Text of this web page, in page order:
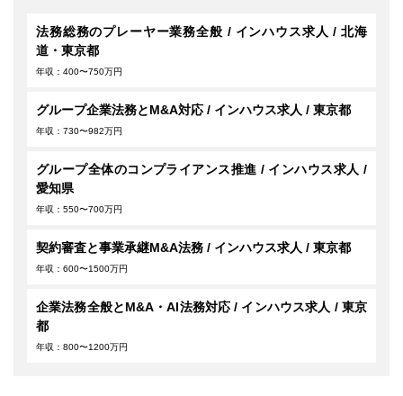
法務総務のプレーヤー業務全般 / インハウス求人 / 北海
道・東京都
年収：400〜750万円
グループ企業法務とM&A対応 / インハウス求人 / 東京都
年収：730〜982万円
グループ全体のコンプライアンス推進 / インハウス求人 /
愛知県
年収：550〜700万円
契約審査と事業承継M&A法務 / インハウス求人 / 東京都
年収：600〜1500万円
企業法務全般とM&A・AI法務対応 / インハウス求人 / 東京
都
年収：800〜1200万円